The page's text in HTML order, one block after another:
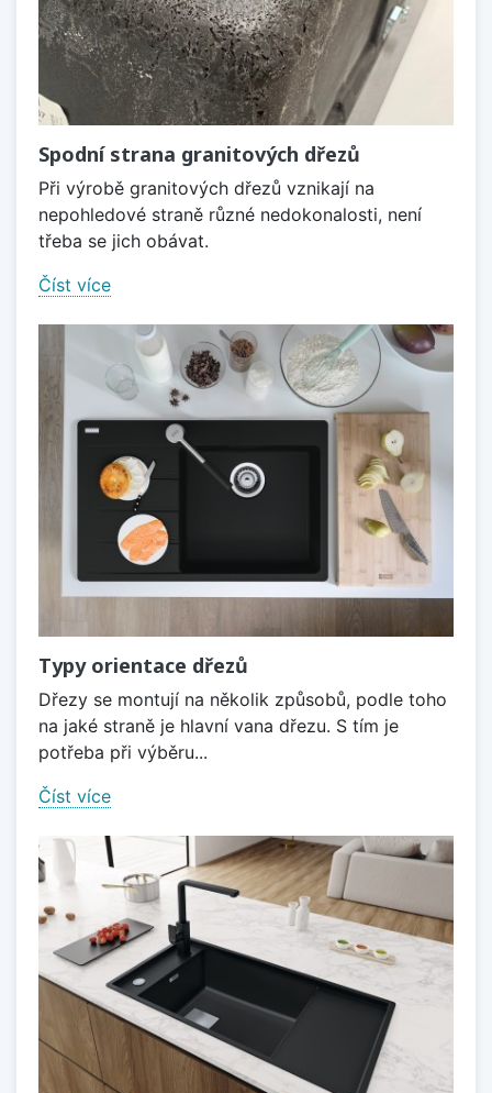
Spodní strana granitových dřezů
Při výrobě granitových dřezů vznikají na
nepohledové straně různé nedokonalosti, není
třeba se jich obávat.
Číst více
Typy orientace dřezů
Dřezy se montují na několik způsobů, podle toho
na jaké straně je hlavní vana dřezu. S tím je
potřeba při výběru...
Číst více